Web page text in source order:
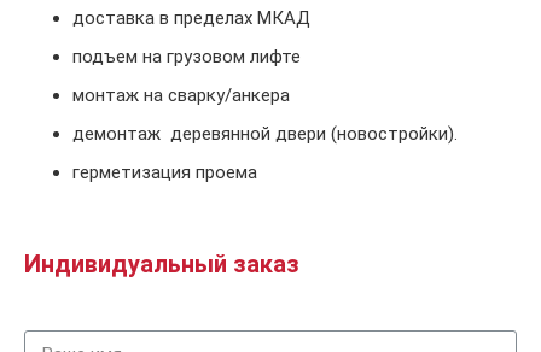
доставка в пределах МКАД
подъем на грузовом лифте
монтаж на сварку/анкера
демонтаж деревянной двери (новостройки).
герметизация проема
Индивидуальный заказ